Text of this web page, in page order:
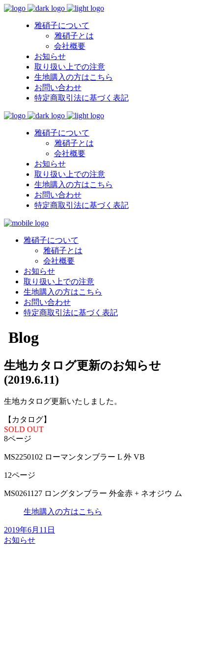
雅硝子について
雅硝子とは
会社概要
お知らせ
取り扱い上での注意
生地購入の方はこちら
お問い合わせ
特定商取引法に基づく表記
雅硝子について
雅硝子とは
会社概要
お知らせ
取り扱い上での注意
生地購入の方はこちら
お問い合わせ
特定商取引法に基づく表記
雅硝子について
雅硝子とは
会社概要
お知らせ
取り扱い上での注意
生地購入の方はこちら
お問い合わせ
特定商取引法に基づく表記
Blog
生地カタログ更新のお知らせ
(2019.6.11)
生地カタログ更新いたしました。
【カタログ】
SOLD OUT
8ページ
MS2250102 ローマンタンブラー L 外 VB
12ページ
MS0261127 ロングタンブラー 外金赤 + ネオジウ ム
生地購入の方はこちら
2019年6月11日
お知らせ